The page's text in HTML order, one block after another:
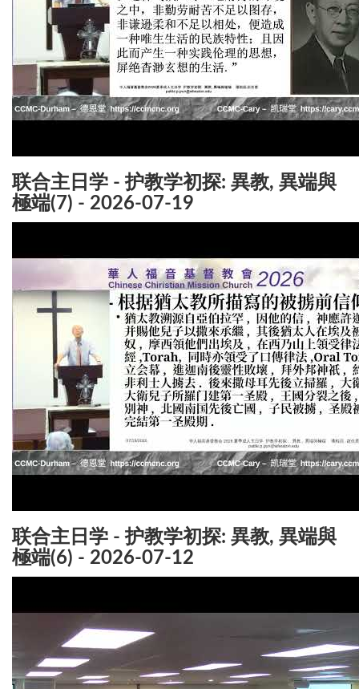
联合主日学 - 护教学初探: 異教, 異端與
極端(7) - 2026-07-19
联合主日学 - 护教学初探: 異教, 異端與
極端(6) - 2026-07-12